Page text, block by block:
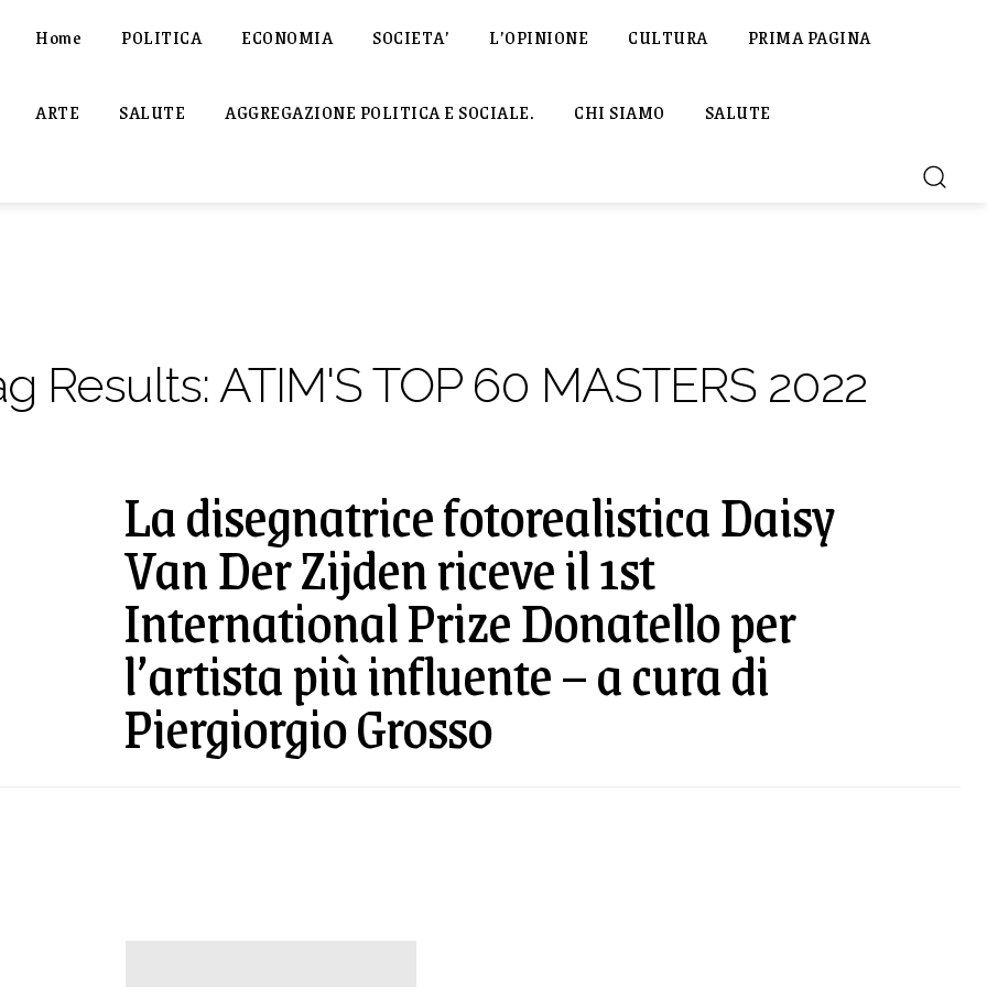
Home POLITICA ECONOMIA SOCIETA’ L’OPINIONE CULTURA PRIMA PAGINA
ARTE SALUTE AGGREGAZIONE POLITICA E SOCIALE. CHI SIAMO SALUTE
Results: ATIM'S TOP 60 MASTERS 2022
La disegnatrice fotorealistica Daisy
Van Der Zijden riceve il 1st
International Prize Donatello per
l’artista più influente – a cura di
Piergiorgio Grosso